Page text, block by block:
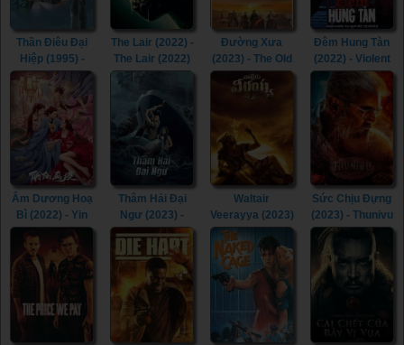
Thần Điêu Đại
Hiệp (1995) -
Return of The
Condor Heroes
(1995)
The Lair (2022) -
The Lair (2022)
Đường Xưa
(2023) - The Old
Way (2023)
Đêm Hung Tàn
(2022) - Violent
Night (2022)
Âm Dương Hoạ
Bì (2022) - Yin
Yang Painted
Skin (2022)
Thâm Hải Đại
Ngư (2023) -
Monster of The
Deep (2023)
Waltair
Veerayya (2023)
- Waltair
Veerayya (2023)
Sức Chịu Đựng
(2023) - Thunivu
(2023)